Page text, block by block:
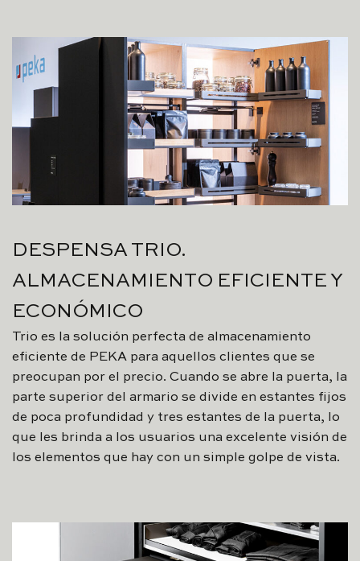
DESPENSA TRIO.
ALMACENAMIENTO EFICIENTE Y
ECONÓMICO
Trio es la solución perfecta de almacenamiento
eficiente de PEKA para aquellos clientes que se
preocupan por el precio. Cuando se abre la puerta, la
parte superior del armario se divide en estantes fijos
de poca profundidad y tres estantes de la puerta, lo
que les brinda a los usuarios una excelente visión de
los elementos que hay con un simple golpe de vista.